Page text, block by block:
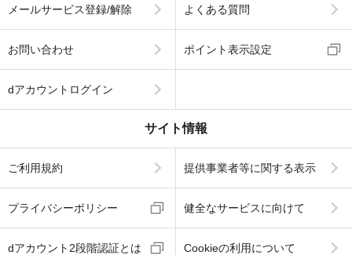
メールサービス登録/解除 よくある質問
お問い合わせ ポイント表示設定
dアカウントログイン
サイト情報
ご利用規約 提供事業者等に関する表示
プライバシーポリシー 健全なサービスに向けて
dアカウント2段階認証とは Cookieの利用について